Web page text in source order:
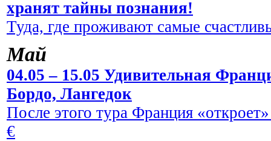
хранят тайны познания!
Туда, где проживают самые
Май
04.05 – 15.05 Удивительная
Бордо, Лангедок
После этого тура Франция
€